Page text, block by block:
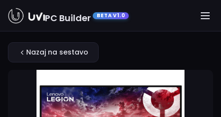
PC Builder BETA V1.0
Nazaj na sestavo